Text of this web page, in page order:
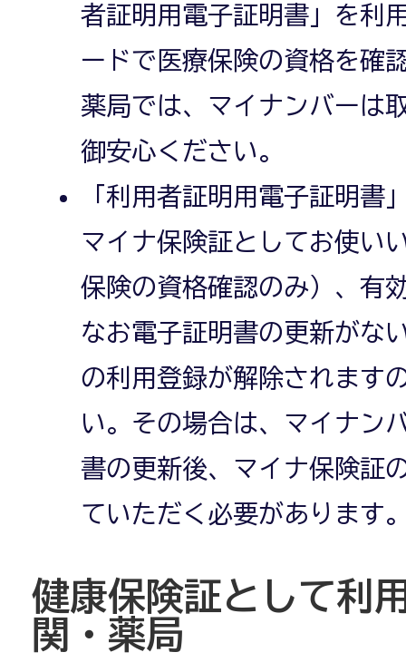
者証明用電子証明書」を利
ードで医療保険の資格を確
薬局では、マイナンバーは
御安心ください。
「利用者証明用電子証明書
マイナ保険証としてお使い
保険の資格確認のみ）、有
なお電子証明書の更新がな
の利用登録が解除されます
い。その場合は、マイナン
書の更新後、マイナ保険証
ていただく必要があります
健康保険証として利
関・薬局